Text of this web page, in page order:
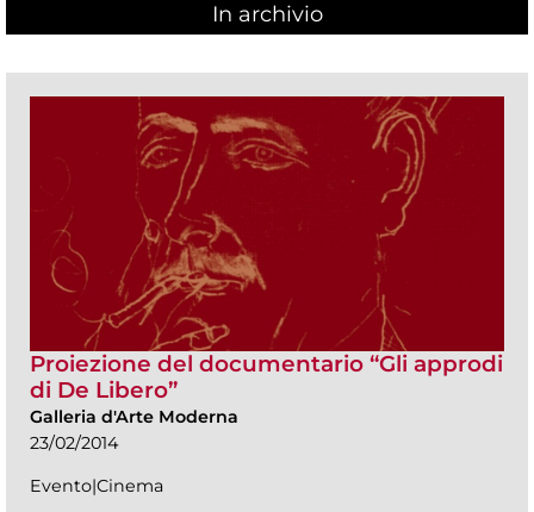
In archivio
Proiezione del documentario “Gli approdi
di De Libero”
Galleria d'Arte Moderna
23/02/2014
Evento|Cinema